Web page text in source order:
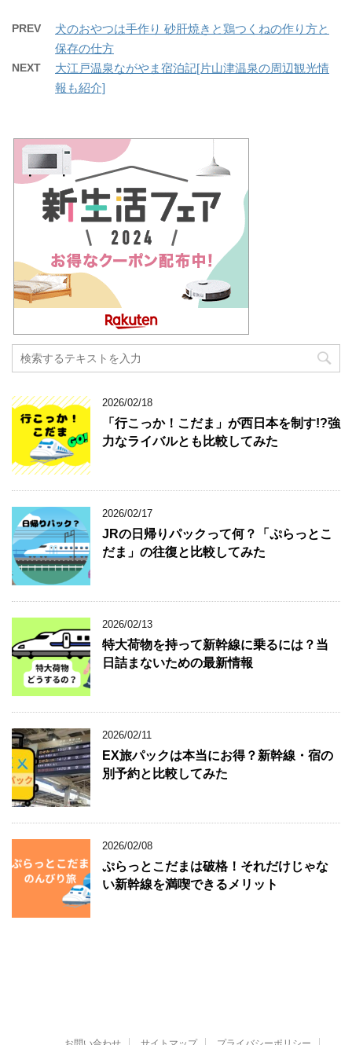
PREV
犬のおやつは手作り 砂肝焼きと鶏つくねの作り方と
保存の仕方
NEXT
大江戸温泉ながやま宿泊記[片山津温泉の周辺観光情
報も紹介]
2026/02/18
「行こっか！こだま」が西日本を制す!?強
力なライバルとも比較してみた
2026/02/17
JRの日帰りパックって何？「ぷらっとこ
だま」の往復と比較してみた
2026/02/13
特大荷物を持って新幹線に乗るには？当
日詰まないための最新情報
2026/02/11
EX旅パックは本当にお得？新幹線・宿の
別予約と比較してみた
2026/02/08
ぷらっとこだまは破格！それだけじゃな
い新幹線を満喫できるメリット